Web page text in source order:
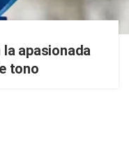
apasionada
tono